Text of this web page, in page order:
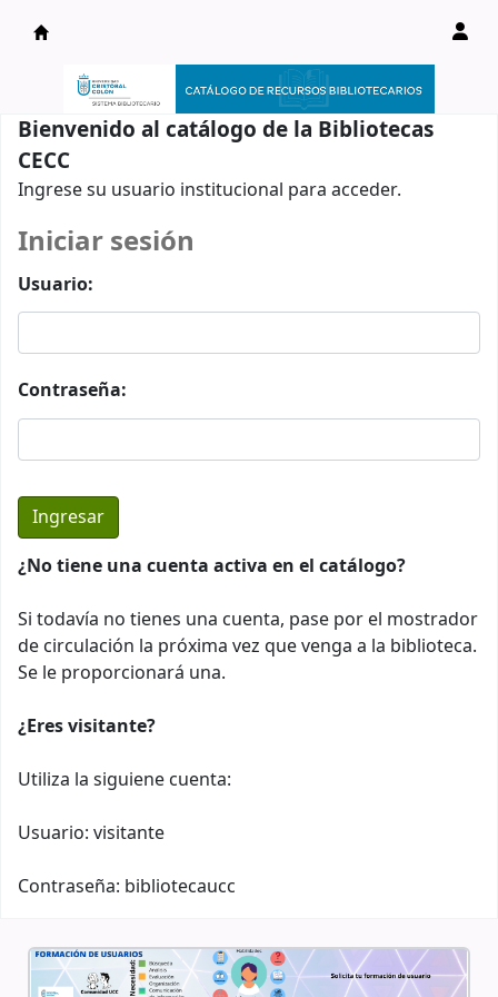
Catálogo en línea
Bienvenido al catálogo de la Bibliotecas
CECC
Ingrese su usuario institucional para acceder.
Iniciar sesión
Usuario:
Contraseña:
¿No tiene una cuenta activa en el catálogo?
Si todavía no tienes una cuenta, pase por el mostrador
de circulación la próxima vez que venga a la biblioteca.
Se le proporcionará una.
¿Eres visitante?
Utiliza la siguiene cuenta:
Usuario: visitante
Contraseña: bibliotecaucc